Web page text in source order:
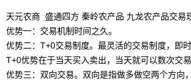
天元农商 盛通四方 秦岭农产品 九龙农产品交易
优势一：交易机制时间之久。
优势二：T+0交易制度。最灵活的交易制度，即时
T+0优势在于当天买入卖出，当天就可以数次交易
优势三：双向交易。双向是指做多做空两个方向